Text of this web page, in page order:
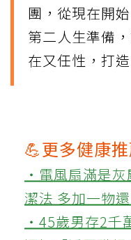
團，從現在開
第二人生準備
在又任性，打
💪更多健康
‧電風扇滿是
潔法 多加一物
‧45歲男存2千